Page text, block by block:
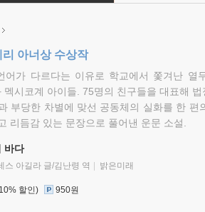
아너상 수상작
어가 다르다는 이유로 학교에서 쫓겨난 열
멕시코계 아이들. 75명의 친구들을 대표해 법
부당한 차별에 맞선 공동체의 실화를 한 편
리듬감 있는 문장으로 풀어낸 운문 소설.
바다
스 아길라 글/김난령 역 밝은미래
할인) 950원